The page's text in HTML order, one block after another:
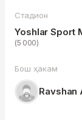
Стадион
Yoshlar Sport
(5 000)
Бош ҳакам